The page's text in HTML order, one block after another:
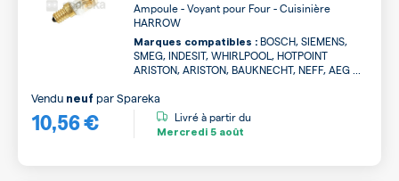
Ampoule - Voyant pour Four - Cuisinière
HARROW
Marques compatibles : BOSCH, SIEMENS,
SMEG, INDESIT, WHIRLPOOL, HOTPOINT
ARISTON, ARISTON, BAUKNECHT, NEFF, AEG ...
10,56 €
Vendu neuf parSpareka
Livré à partir du
Mercredi 5 août